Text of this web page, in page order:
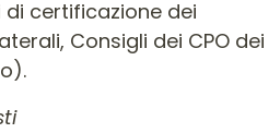
certificazione dei
Consigli dei CPO dei